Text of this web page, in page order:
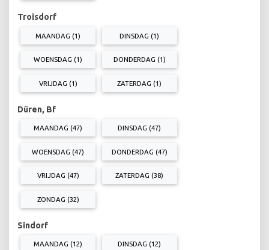
Troisdorf
MAANDAG (1) DINSDAG (1)
WOENSDAG (1) DONDERDAG (1)
VRIJDAG (1) ZATERDAG (1)
Düren, Bf
MAANDAG (47) DINSDAG (47)
WOENSDAG (47) DONDERDAG (47)
VRIJDAG (47) ZATERDAG (38)
ZONDAG (32)
Sindorf
MAANDAG (12) DINSDAG (12)